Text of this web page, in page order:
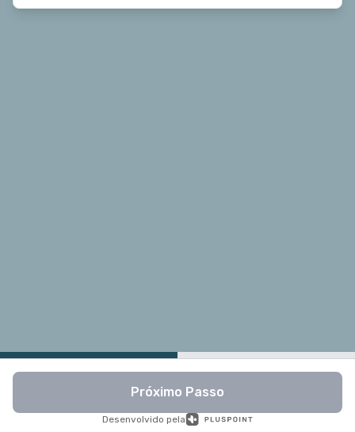
Próximo Passo
Desenvolvido pela